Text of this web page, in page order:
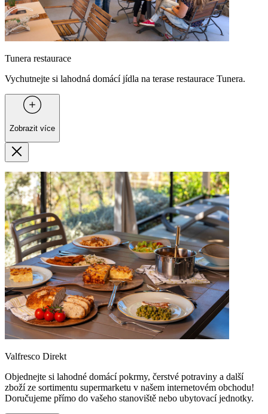
Tunera restaurace
Vychutnejte si lahodná domácí jídla na terase restaurace Tunera.
Zobrazit více
Valfresco Direkt
Objednejte si lahodné domácí pokrmy, čerstvé potraviny a další
zboží ze sortimentu supermarketu v našem internetovém obchodu!
Doručujeme přímo do vašeho stanoviště nebo ubytovací jednotky.